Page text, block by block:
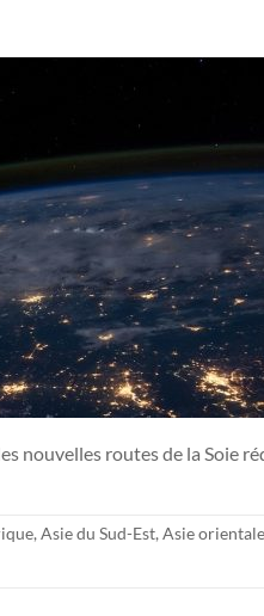
nouvelles routes de la Soie
, Asie du Sud-Est, Asie orientale